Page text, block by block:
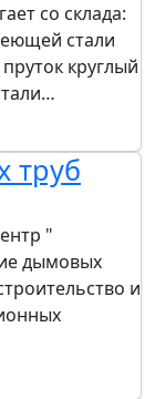
со склада:
стали
круглый
труб
"
дымовых
и